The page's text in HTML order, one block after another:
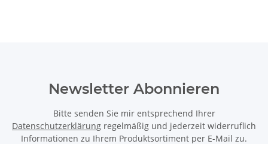
Newsletter Abonnieren
Bitte senden Sie mir entsprechend Ihrer
Datenschutzerklärung regelmäßig und jederzeit widerruflich
Informationen zu Ihrem Produktsortiment per E-Mail zu.